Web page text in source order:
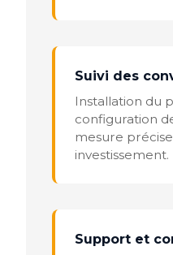
Suivi des
Installation du
configuration
mesure
investissement.
Support et